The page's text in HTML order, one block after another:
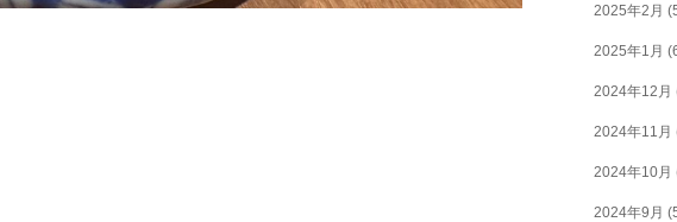
2025年2月
2025年1月
2024年12月
2024年11月
2024年10月
2024年9月